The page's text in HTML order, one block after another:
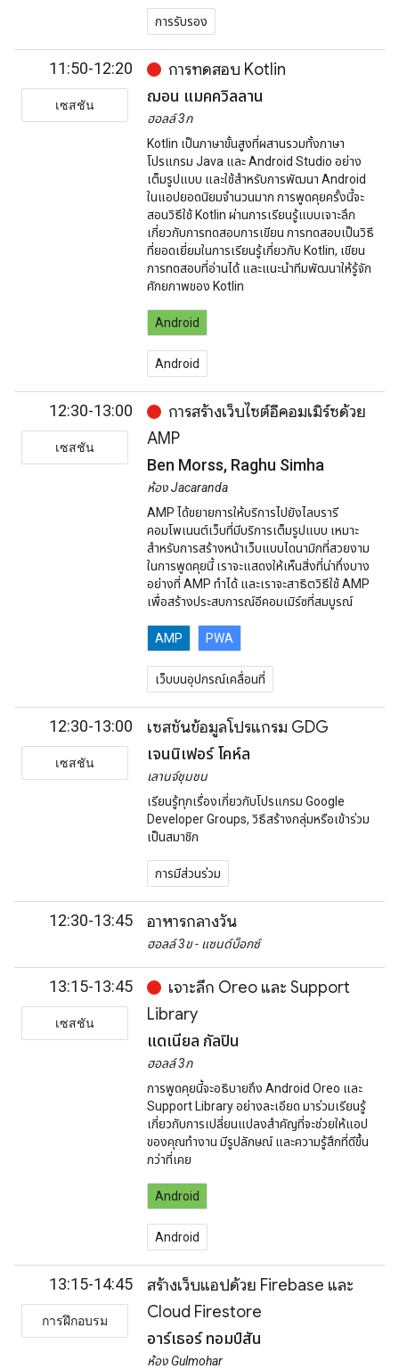
การรับรอง
11:50-12:20
เซสชัน
การทดสอบ Kotlin
ฌอน แมคควิลลาน
ฮอลล์ 3ก
Kotlin เป็นภาษาขั้นสูงที่ผสานรวมทั้งภาษา
โปรแกรม Java และ Android Studio อย่าง
เต็มรูปแบบ และใช้สำหรับการพัฒนา Android
ในแอปยอดนิยมจำนวนมาก การพูดคุยครั้งนี้จะ
สอนวิธีใช้ Kotlin ผ่านการเรียนรู้แบบเจาะลึก
เกี่ยวกับการทดสอบการเขียน การทดสอบเป็นวิธี
ที่ยอดเยี่ยมในการเรียนรู้เกี่ยวกับ Kotlin, เขียน
การทดสอบที่อ่านได้ และแนะนำทีมพัฒนาให้รู้จัก
ศักยภาพของ Kotlin
Android
Android
12:30-13:00
เซสชัน
การสร้างเว็บไซต์อีคอมเมิร์ซด้วย
AMP
Ben Morss, Raghu Simha
ห้อง Jacaranda
AMP ได้ขยายการให้บริการไปยังไลบรารี
คอมโพเนนต์เว็บที่มีบริการเต็มรูปแบบ เหมาะ
สำหรับการสร้างหน้าเว็บแบบไดนามิกที่สวยงาม
ในการพูดคุยนี้ เราจะแสดงให้เห็นสิ่งที่น่าทึ่งบาง
อย่างที่ AMP ทำได้ และเราจะสาธิตวิธีใช้ AMP
เพื่อสร้างประสบการณ์อีคอมเมิร์ซที่สมบูรณ์
AMP PWA
เว็บบนอุปกรณ์เคลื่อนที่
12:30-13:00
เซสชัน
เซสชันข้อมูลโปรแกรม GDG
เจนนิเฟอร์ โคห์ล
เลานจ์ชุมชน
เรียนรู้ทุกเรื่องเกี่ยวกับโปรแกรม Google
Developer Groups, วิธีสร้างกลุ่มหรือเข้าร่วม
เป็นสมาชิก
การมีส่วนร่วม
12:30-13:45 อาหารกลางวัน
ฮอลล์ 3ข - แซนด์บ็อกซ์
13:15-13:45
เซสชัน
เจาะลึก Oreo และ Support
Library
แดเนียล กัลปิน
ฮอลล์ 3ก
การพูดคุยนี้จะอธิบายถึง Android Oreo และ
Support Library อย่างละเอียด มาร่วมเรียนรู้
เกี่ยวกับการเปลี่ยนแปลงสำคัญที่จะช่วยให้แอป
ของคุณทำงาน มีรูปลักษณ์ และความรู้สึกที่ดีขึ้น
กว่าที่เคย
Android
Android
13:15-14:45
การฝึกอบรม
สร้างเว็บแอปด้วย Firebase และ
Cloud Firestore
อาร์เธอร์ ทอมป์สัน
ห้อง Gulmohar